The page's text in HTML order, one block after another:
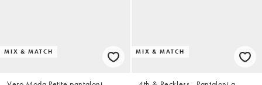
MIX & MATCH MIX & MATCH